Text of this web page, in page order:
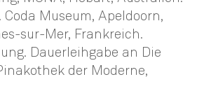
Museum, Apeldoorn,
sur-Mer, Frankreich.
Dauerleihgabe an Die
der Moderne,